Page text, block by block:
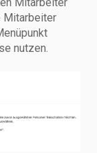
Mitarbeiter
nutzen.